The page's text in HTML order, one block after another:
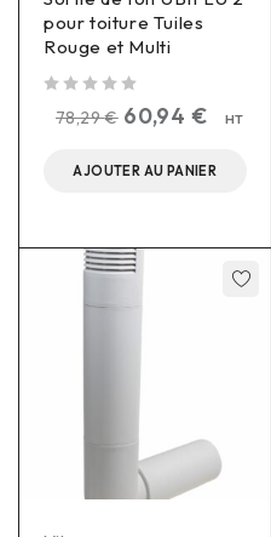
pour toiture Tuiles
Rouge et Multi
78,29€ 60,94 € HT
AJOUTER AU PANIER